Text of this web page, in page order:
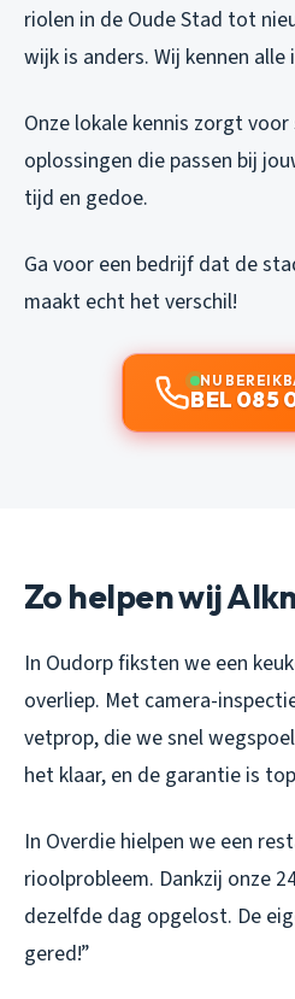
riolen in de Oude Stad tot
wijk is anders. Wij kennen alle
Onze lokale kennis zorgt voor
oplossingen die passen bij
tijd en gedoe.
Ga voor een bedrijf dat de
maakt echt het verschil!
NU
BEL 085
Zo helpen wij
In Oudorp fiksten we een
overliep. Met camera-
vetprop, die we snel
het klaar, en de garantie is
In Overdie hielpen we een
rioolprobleem. Dankzij onze
dezelfde dag opgelost. De
gered!”